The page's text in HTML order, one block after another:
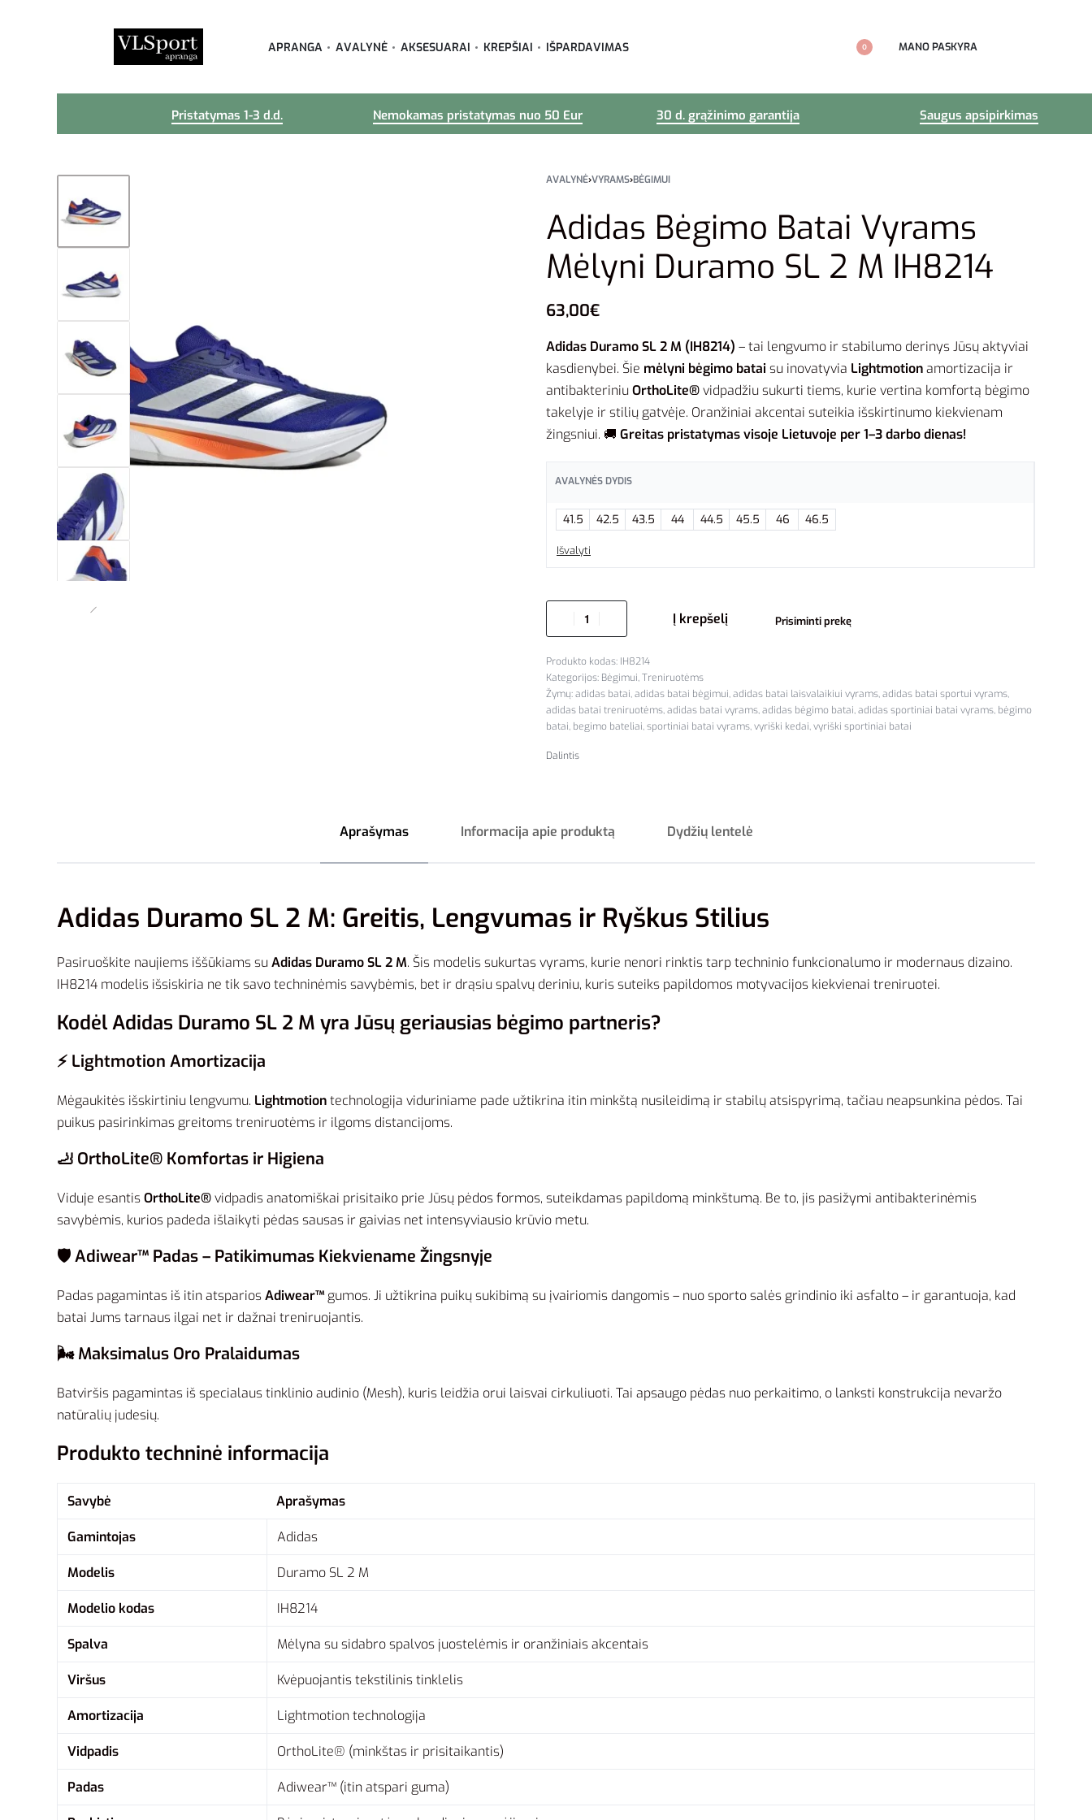
APRANGA AVALYNĖ AKSESUARAI KREPŠIAI IŠPARDAVIMAS 0 MANO PASKYRA
Pristatymas 1-3 d.d. Nemokamas pristatymas nuo 50 Eur 30 d. grąžinimo garantija Saugus apsipirkimas
AVALYNĖ›VYRAMS›BĖGIMUI
Adidas Bėgimo Batai Vyrams
Mėlyni Duramo SL 2 M IH8214
63,00€
Adidas Duramo SL 2 M (IH8214) – tai lengvumo ir stabilumo derinys Jūsų aktyviai
kasdienybei. Šie mėlyni bėgimo batai su inovatyvia Lightmotionamortizacija ir
antibakteriniuOrthoLite®vidpadžiu sukurti tiems, kurie vertina komfortą bėgimo
takelyje ir stilių gatvėje. Oranžiniai akcentai suteikia išskirtinumo kiekvienam
žingsniui. 🚚 Greitas pristatymas visoje Lietuvoje per 1–3 darbo dienas!
AVALYNĖS DYDIS
41.5 42.5 43.5 44 44.5 45.5 46 46.5
Išvalyti
Į krepšelį Prisiminti prekę
IH8214
Kategorijos: Bėgimui,Treniruotėms
Žymų:adidas batai,adidas batai bėgimui,adidas batai laisvalaikiui vyrams,adidas batai sportui vyrams,
adidas batai treniruotėms,adidas batai vyrams,adidas bėgimo batai,adidas sportiniai batai vyrams, bėgimo
batai, begimo bateliai,sportiniai batai vyrams,vyriški kedai,vyriški sportiniai batai
Dalintis
Aprašymas Informacija apie produktą Dydžių lentelė
Adidas Duramo SL 2 M: Greitis, Lengvumas ir Ryškus Stilius
Pasiruoškite naujiems iššūkiams suAdidas Duramo SL 2 M. Šis modelis sukurtas vyrams, kurie nenori rinktis tarp techninio funkcionalumo ir modernaus dizaino.
IH8214 modelis išsiskiria ne tik savo techninėmis savybėmis, bet ir drąsiu spalvų deriniu, kuris suteiks papildomos motyvacijos kiekvienai treniruotei.
Kodėl Adidas Duramo SL 2 M yra Jūsų geriausias bėgimo partneris?
⚡ Lightmotion Amortizacija
Mėgaukitės išskirtiniu lengvumu. Lightmotiontechnologija viduriniame pade užtikrina itin minkštą nusileidimą ir stabilų atsispyrimą, tačiau neapsunkina pėdos. Tai
puikus pasirinkimas greitoms treniruotėms ir ilgoms distancijoms.
🦶 OrthoLite® Komfortas ir Higiena
Viduje esantisOrthoLite®vidpadis anatomiškai prisitaiko prie Jūsų pėdos formos, suteikdamas papildomą minkštumą. Be to, jis pasižymi antibakterinėmis
savybėmis, kurios padeda išlaikyti pėdas sausas ir gaivias net intensyviausio krūvio metu.
🛡️ Adiwear™ Padas – Patikimumas Kiekviename Žingsnyje
Padas pagamintas iš itin atspariosAdiwear™gumos. Ji užtikrina puikų sukibimą su įvairiomis dangomis – nuo sporto salės grindinio iki asfalto – ir garantuoja, kad
batai Jums tarnaus ilgai net ir dažnai treniruojantis.
🌬️ Maksimalus Oro Pralaidumas
Batviršis pagamintas iš specialaus tinklinio audinio (Mesh), kuris leidžia orui laisvai cirkuliuoti. Tai apsaugo pėdas nuo perkaitimo, o lanksti konstrukcija nevaržo
natūralių judesių.
Produkto techninė informacija
Savybė Aprašymas
Gamintojas Adidas
Modelis Duramo SL 2 M
Modelio kodas IH8214
Spalva Mėlyna su sidabro spalvos juostelėmis ir oranžiniais akcentais
Viršus Kvėpuojantis tekstilinis tinklelis
Amortizacija Lightmotion technologija
Vidpadis OrthoLite® (minkštas ir prisitaikantis)
Padas Adiwear™ (itin atspari guma)